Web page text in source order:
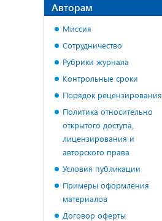
Авторам
Миссия
Сотрудничество
Рубрики журнала
Контрольные сроки
Порядок рецензирования
Политика относительно
открытого доступа,
лицензирования и
авторского права
Условия публикации
Примеры оформления
материалов
Договор оферты